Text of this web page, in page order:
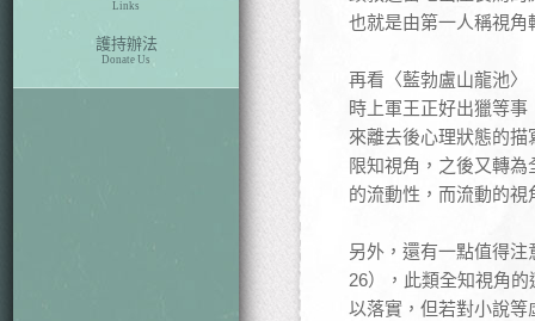
Links
護持辦法
Donate Us
也就是由第一人稱視
再看〈藍勃盧山龍池〉
時上軍王正好出獵等
來離去後心理狀態的
限知視角，之後又轉
的流動性，而流動的
另外，還有一點值得
26），此類全知視角
以落實，但若對小說